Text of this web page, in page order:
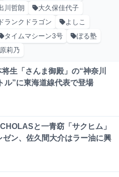
川哲朗
大久保佳代子
ランクドラゴン
よしこ
タイムマシーン3号
ぼる塾
莉乃
生「さんま御殿」の“神奈川
ル”に東海道線代表で登場
と一青窈「サクヒム」
ゼン、佐久間大介はラー油に興